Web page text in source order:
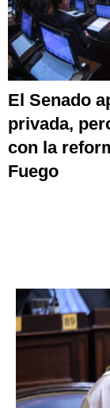
El Senado
privada,
con la
Fuego